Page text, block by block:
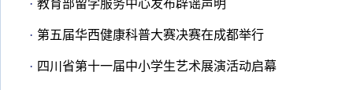
· 教育部留学服务中心发布辟谣声明
· 第五届华西健康科普大赛决赛在成都举行
· 四川省第十一届中小学生艺术展演活动启幕